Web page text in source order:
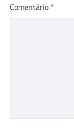
Comentário *